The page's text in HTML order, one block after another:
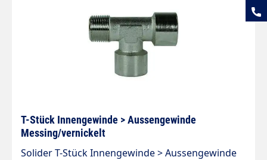
T-Stück Innengewinde > Aussengewinde
Messing/vernickelt
Solider T-Stück Innengewinde > Aussengewinde